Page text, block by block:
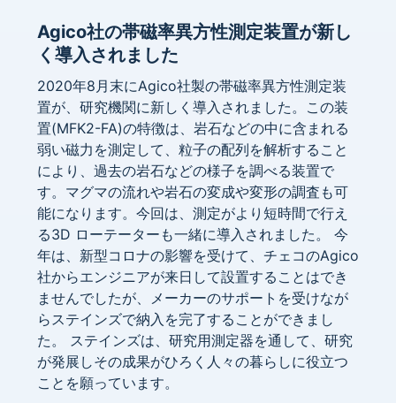
Agico社の帯磁率異方性測定装置が新し
く導入されました
2020年8月末にAgico社製の帯磁率異方性測定装
置が、研究機関に新しく導入されました。この装
置(MFK2-FA)の特徴は、岩石などの中に含まれる
弱い磁力を測定して、粒子の配列を解析すること
により、過去の岩石などの様子を調べる装置で
す。マグマの流れや岩石の変成や変形の調査も可
能になります。今回は、測定がより短時間で行え
る3D ローテーターも一緒に導入されました。 今
年は、新型コロナの影響を受けて、チェコのAgico
社からエンジニアが来日して設置することはでき
ませんでしたが、メーカーのサポートを受けなが
らステインズで納入を完了することができまし
た。 ステインズは、研究用測定器を通して、研究
が発展しその成果がひろく人々の暮らしに役立つ
ことを願っています。